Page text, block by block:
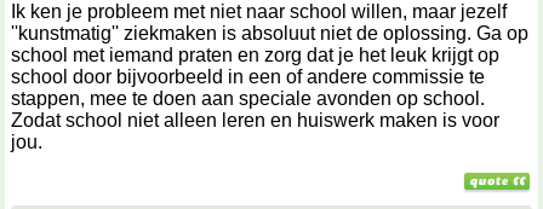
Ik ken je probleem met niet naar school willen, maar jezelf
''kunstmatig'' ziekmaken is absoluut niet de oplossing. Ga op
school met iemand praten en zorg dat je het leuk krijgt op
school door bijvoorbeeld in een of andere commissie te
stappen, mee te doen aan speciale avonden op school.
Zodat school niet alleen leren en huiswerk maken is voor
jou.